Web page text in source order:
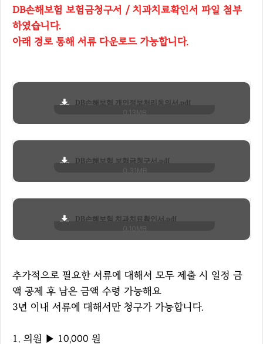
DB손해보험 보험금청구서 / 치과치료확인서 파일 첨부
하였습니다.
아래 경로 통해 서류 다운로드 가능합니다.
DB손해보험 개인정보처리동의서.pdf
0.13MB
DB손해보험 보험금청구서.pdf
0.31MB
DB손해보험 치과치료확인서.pdf
0.10MB
추가적으로 필요한 서류에 대해서 모두 제출 시 일정 금
액 공제 후 남은 금액 수령 가능해요
3년 이내 서류에 대해서만 청구가 가능합니다.
1. 의원 ▶ 10,000 원